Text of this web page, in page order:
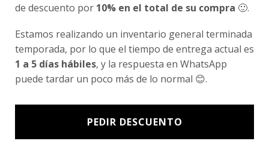
Correo electrónico*
Guarda mi nombre, correo electrónico y web
en este navegador para la próxima vez que
comente.
de descuento por 10% en el total de su compra 🙂.
Estamos realizando un inventario general terminada
temporada, por lo que el tiempo de entrega actual es
1 a 5 días hábiles, y la respuesta en WhatsApp
puede tardar un poco más de lo normal 😊.
PEDIR DESCUENTO